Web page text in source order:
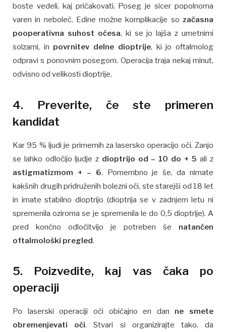
boste vedeli, kaj pričakovati. Poseg je sicer popolnoma
varen in neboleč. Edine možne komplikacije so začasna
pooperativna suhost očesa, ki se jo lajša z umetnimi
solzami, in povrnitev delne dioptrije, ki jo oftalmolog
odpravi s ponovnim posegom. Operacija traja nekaj minut,
odvisno od velikosti dioptrije.
4. Preverite, če ste primeren
kandidat
Kar 95 % ljudi je primernih za lasersko operacijo oči. Zanjo
se lahko odločijo ljudje z dioptrijo od – 10 do + 5 ali z
astigmatizmom + – 6. Pomembno je še, da nimate
kakšnih drugih pridruženih bolezni oči, ste starejši od 18 let
in imate stabilno dioptrijo (dioptrija se v zadnjem letu ni
spremenila oziroma se je spremenila le do 0,5 dioptrije). A
pred končno odločitvijo je potreben še natančen
oftalmološki pregled.
5. Poizvedite, kaj vas čaka po
operaciji
Po laserski operaciji oči običajno en dan ne smete
obremenjevati oči. Stvari si organizirajte tako, da